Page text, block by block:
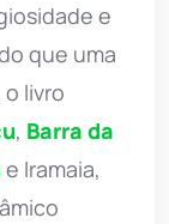
e
que uma
livro
, Barra da
e Iramaia,